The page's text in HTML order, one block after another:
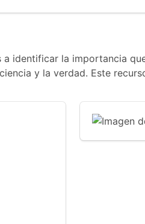
identificar la importancia
y la verdad. Este